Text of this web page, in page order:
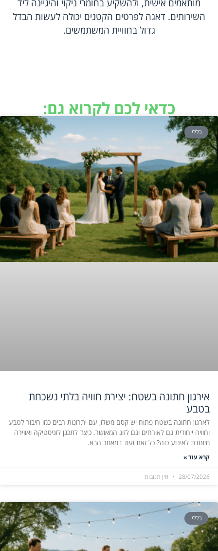
מותאמים אישית, ולהשקיע בחומרי ניקוי והיגיינה ליד
השירותים. דאגה לפרטים הקטנים יכולה לעשות הבדל
גדול בחוויית המשתמשים.
כדאי לכם לקרוא גם:
כללי
אירגון חתונה בשטח: יצירת חוויה בלתי נשכחת
בטבע
לארגון חתונה בשטח פתוח יש קסם משלו, עם יתרונות רבים כמו חיבור לטבע
וחוויה ייחודית גם לאורחים וגם לזוג המאושר. כיצד לתכנן לוגיסטיקה ואווירה
מיוחדת לאירוע כזה? כל זאת ועוד במאמר הבא.
קרא עוד »
28/07/2026 אין תגובות
כללי